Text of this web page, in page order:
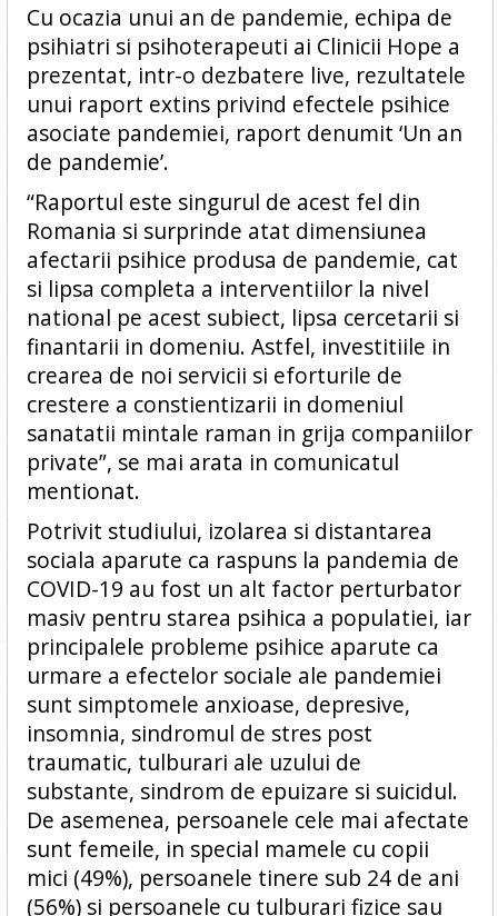
Cu ocazia unui an de pandemie, echipa de
psihiatri si psihoterapeuti ai Clinicii Hope a
prezentat, intr-o dezbatere live, rezultatele
unui raport extins privind efectele psihice
asociate pandemiei, raport denumit ‘Un an
de pandemie’.
“Raportul este singurul de acest fel din
Romania si surprinde atat dimensiunea
afectarii psihice produsa de pandemie, cat
si lipsa completa a interventiilor la nivel
national pe acest subiect, lipsa cercetarii si
finantarii in domeniu. Astfel, investitiile in
crearea de noi servicii si eforturile de
crestere a constientizarii in domeniul
sanatatii mintale raman in grija companiilor
private”, se mai arata in comunicatul
mentionat.
Potrivit studiului, izolarea si distantarea
sociala aparute ca raspuns la pandemia de
COVID-19 au fost un alt factor perturbator
masiv pentru starea psihica a populatiei, iar
principalele probleme psihice aparute ca
urmare a efectelor sociale ale pandemiei
sunt simptomele anxioase, depresive,
insomnia, sindromul de stres post
traumatic, tulburari ale uzului de
substante, sindrom de epuizare si suicidul.
De asemenea, persoanele cele mai afectate
sunt femeile, in special mamele cu copii
mici (49%), persoanele tinere sub 24 de ani
(56%) si persoanele cu tulburari fizice sau